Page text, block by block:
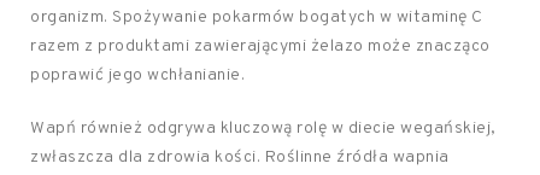
organizm. Spożywanie pokarmów bogatych w witaminę C
razem z produktami zawierającymi żelazo może znacząco
poprawić jego wchłanianie.
Wapń również odgrywa kluczową rolę w diecie wegańskiej,
zwłaszcza dla zdrowia kości. Roślinne źródła wapnia